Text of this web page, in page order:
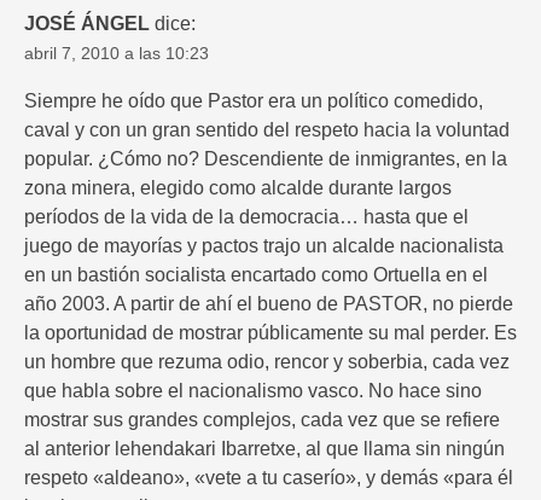
JOSÉ ÁNGEL dice:
abril 7, 2010 a las 10:23
Siempre he oído que Pastor era un político comedido,
caval y con un gran sentido del respeto hacia la voluntad
popular. ¿Cómo no? Descendiente de inmigrantes, en la
zona minera, elegido como alcalde durante largos
períodos de la vida de la democracia… hasta que el
juego de mayorías y pactos trajo un alcalde nacionalista
en un bastión socialista encartado como Ortuella en el
año 2003. A partir de ahí el bueno de PASTOR, no pierde
la oportunidad de mostrar públicamente su mal perder. Es
un hombre que rezuma odio, rencor y soberbia, cada vez
que habla sobre el nacionalismo vasco. No hace sino
mostrar sus grandes complejos, cada vez que se refiere
al anterior lehendakari Ibarretxe, al que llama sin ningún
respeto «aldeano», «vete a tu caserío», y demás «para él